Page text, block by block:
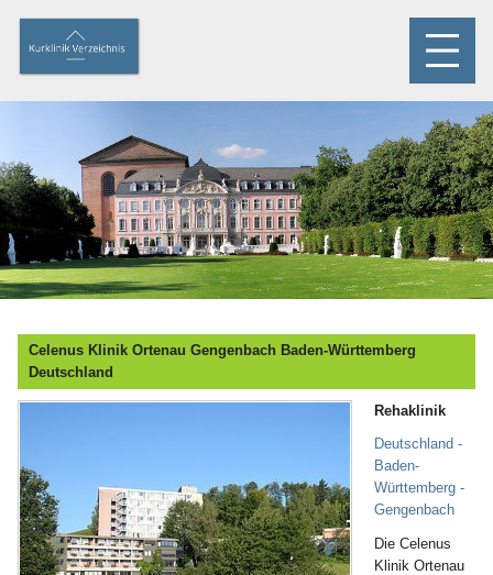
Celenus Klinik Ortenau Gengenbach Baden-Württemberg
Deutschland
Rehaklinik
Deutschland -
Baden-
Württemberg -
Gengenbach
Die Celenus
Klinik Ortenau